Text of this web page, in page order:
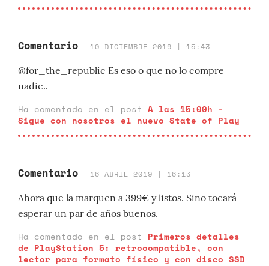
Comentario 10 DICIEMBRE 2019 | 15:43
@for_the_republic Es eso o que no lo compre
nadie..
Ha comentado en el post A las 15:00h -
Sigue con nosotros el nuevo State of Play
Comentario 16 ABRIL 2019 | 16:13
Ahora que la marquen a 399€ y listos. Sino tocará
esperar un par de años buenos.
Ha comentado en el post Primeros detalles
de PlayStation 5: retrocompatible, con
lector para formato físico y con disco SSD